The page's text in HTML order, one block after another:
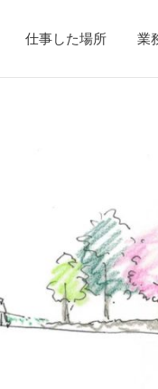
仕事した場所 業